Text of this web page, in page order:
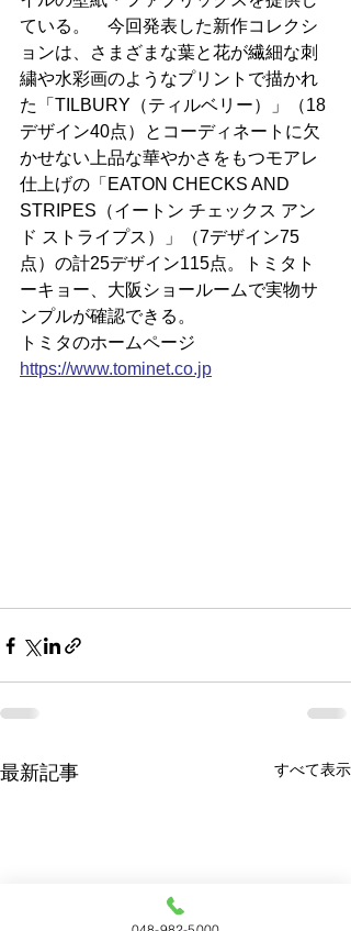
ている。　今回発表した新作コレクシ
ョンは、さまざまな葉と花が繊細な刺
繍や水彩画のようなプリントで描かれ
た「TILBURY（ティルベリー）」（18
デザイン40点）とコーディネートに欠
かせない上品な華やかさをもつモアレ
仕上げの「EATON CHECKS AND
STRIPES（イートン チェックス アン
ド ストライプス）」（7デザイン75
点）の計25デザイン115点。トミタト
ーキョー、大阪ショールームで実物サ
ンプルが確認できる。
トミタのホームページ
https://www.tominet.co.jp
最新記事 すべて表示